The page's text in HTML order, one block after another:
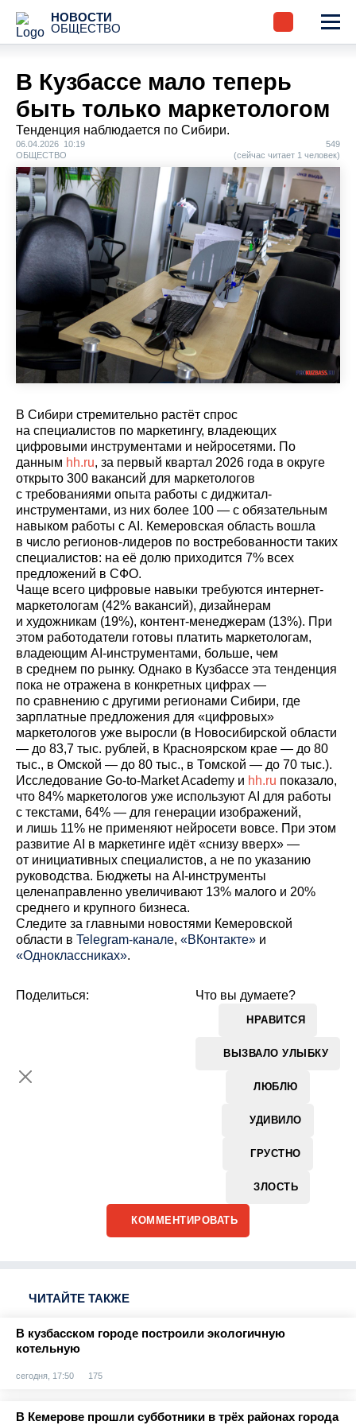
НОВОСТИ
ОБЩЕСТВО
В Кузбассе мало теперь
быть только маркетологом
Тенденция наблюдается по Сибири.
06.04.2026 10:19
ОБЩЕСТВО
549
(сейчас читает 1 человек)
В Сибири стремительно растёт спрос
на специалистов по маркетингу, владеющих
цифровыми инструментами и нейросетями. По
данным hh.ru, за первый квартал 2026 года в округе
открыто 300 вакансий для маркетологов
с требованиями опыта работы с диджитал-
инструментами, из них более 100 — с обязательным
навыком работы с AI. Кемеровская область вошла
в число регионов-лидеров по востребованности таких
специалистов: на её долю приходится 7% всех
предложений в СФО.
Чаще всего цифровые навыки требуются интернет-
маркетологам (42% вакансий), дизайнерам
и художникам (19%), контент-менеджерам (13%). При
этом работодатели готовы платить маркетологам,
владеющим AI-инструментами, больше, чем
в среднем по рынку. Однако в Кузбассе эта тенденция
пока не отражена в конкретных цифрах —
по сравнению с другими регионами Сибири, где
зарплатные предложения для «цифровых»
маркетологов уже выросли (в Новосибирской области
— до 83,7 тыс. рублей, в Красноярском крае — до 80
тыс., в Омской — до 80 тыс., в Томской — до 70 тыс.).
Исследование Go-to-Market Academy и hh.ru показало,
что 84% маркетологов уже используют AI для работы
с текстами, 64% — для генерации изображений,
и лишь 11% не применяют нейросети вовсе. При этом
развитие AI в маркетинге идёт «снизу вверх» —
от инициативных специалистов, а не по указанию
руководства. Бюджеты на AI-инструменты
целенаправленно увеличивают 13% малого и 20%
среднего и крупного бизнеса.
Cледите за главными новостями Кемеровской
области в Telegram-канале, «ВКонтакте» и
«Одноклассниках».
Что вы думаете?
НРАВИТСЯ
ВЫЗВАЛО УЛЫБКУ
ЛЮБЛЮ
УДИВИЛО
ГРУСТНО
ЗЛОСТЬ
Поделиться:
КОММЕНТИРОВАТЬ
ЧИТАЙТЕ ТАКЖЕ
В кузбасском городе построили экологичную
котельную
сегодня, 17:50 175
В Кемерове прошли субботники в трёх районах города